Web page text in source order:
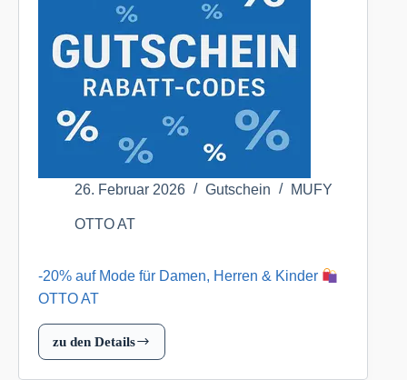
OTTO
AT
26. Februar 2026 Gutschein MUFY
OTTO AT
-20% auf Mode für Damen, Herren & Kinder
OTTO AT
zu den Details
-20%